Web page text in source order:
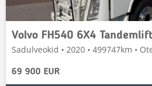
Volvo FH540 6X4
Sadulveokid • 2020 • 499747km •
69 900 EUR